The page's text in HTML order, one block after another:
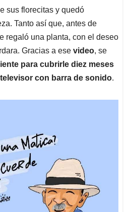
sus florecitas y quedó
Tanto así que, antes de
regaló una planta, con el deseo
Gracias a ese video, se
para cubrirle diez meses
televisor con barra de sonido.